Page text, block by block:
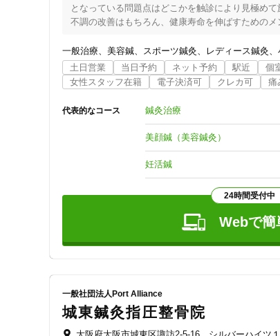
住所
ジャンル
受付時間の特徴
土日営業
となっている問題点はどこかを触診により見極めて
不調の改善はもちろん、健康寿命を伸ばすための
＜当院の7つの特徴＞
◆ 神経学を基本とした治療
→ カラダの疲れや心の不調は自律神経の反射を介
す（手感力といいます）
◆ 内臓環境や五感のケア
→ カラダの自覚しづらい内臓や大切な五感＋平衡
◆ 顔からからだへのアプローチ
◆ 自覚していない所も手当て
→鍼だけではなく、心地や良いお灸や肌に優しい
◆ 森林浴のような空間での治療
→  院内は電磁波を変換させる装置を設置し、院内
いただています。
詳しい説明はHPをご覧くださいね。
一般治療 美容鍼 スポーツ鍼灸 レディース鍼灸
土日営業
当日予約 ネット予約 駅近 個
女性スタッフ在籍
電子決済可 クレカ可 痛
代表的なコース 鍼灸治療
美顔鍼（美容鍼灸）
妊活鍼
24時間受付中
Webで簡
一般社団法人Port Alliance
城東鍼灸指圧整骨院